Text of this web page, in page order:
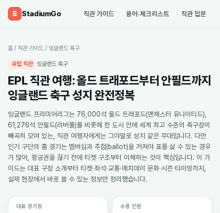
S StadiumGo 직관 가이드 용어·체크리스트 직관 입문
홈 / 직관 가이드 / 잉글랜드 축구
유럽 직관 잉글랜드 축구
EPL 직관 여행: 올드 트래포드부터 안필드까지
잉글랜드 축구 성지 완전정복
잉글랜드 프리미어리그는 76,000석 올드 트래포드(맨체스터 유나이티드),
61,276석 안필드(리버풀)를 비롯해 한 도시 안에 세계 최고 수준의 축구장이
빼곡히 모여 있는, 직관 여행자에게는 그야말로 성지 같은 무대입니다. 다만
인기 구단의 홈 경기는 멤버십과 추첨(ballot)을 거쳐야 표를 살 수 있는 경우
가 많아, 항공권을 끊기 전에 티켓 구조부터 이해하는 것이 핵심입니다. 이 가
이드는 대표 구장 소개부터 티켓·좌석·교통·매치데이 문화·시즌 타이밍까지,
실제 현장에서 바로 쓸 수 있는 정보만 정리했습니다.
대표 경기장 수용 인원